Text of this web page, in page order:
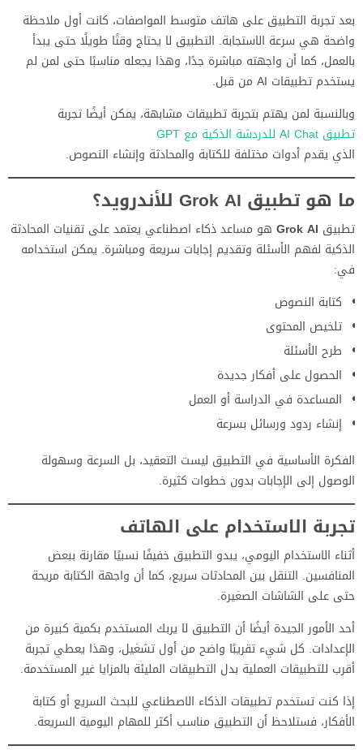
بعد تجربة التطبيق على هاتف متوسط المواصفات، كانت أول ملاحظة
واضحة هي سرعة الاستجابة. التطبيق لا يحتاج وقتًا طويلًا حتى يبدأ
بالعمل، كما أن واجهته مباشرة جدًا، وهذا يجعله مناسبًا حتى لمن لم
يستخدم تطبيقات AI من قبل.
وبالنسبة لمن يهتم بتجربة تطبيقات مشابهة، يمكن أيضًا تجربة
تطبيق AI Chat للدردشة الذكية مع GPT
الذي يقدم أدوات مختلفة للكتابة والمحادثة وإنشاء النصوص.
ما هو تطبيق Grok AI للأندرويد؟
تطبيق Grok AI هو مساعد ذكاء اصطناعي يعتمد على تقنيات المحادثة
الذكية لفهم الأسئلة وتقديم إجابات سريعة ومباشرة. يمكن استخدامه
في:
كتابة النصوص
تلخيص المحتوى
طرح الأسئلة
الحصول على أفكار جديدة
المساعدة في الدراسة أو العمل
إنشاء ردود ورسائل بسرعة
الفكرة الأساسية في التطبيق ليست التعقيد، بل السرعة وسهولة
الوصول إلى الإجابات بدون خطوات كثيرة.
تجربة الاستخدام على الهاتف
أثناء الاستخدام اليومي، يبدو التطبيق خفيفًا نسبيًا مقارنة ببعض
المنافسين. التنقل بين المحادثات سريع، كما أن واجهة الكتابة مريحة
حتى على الشاشات الصغيرة.
أحد الأمور الجيدة أيضًا أن التطبيق لا يربك المستخدم بكمية كبيرة من
الإعدادات. كل شيء تقريبًا واضح من أول تشغيل، وهذا يعطي تجربة
أقرب للتطبيقات العملية بدل التطبيقات المليئة بالمزايا غير المستخدمة.
إذا كنت تستخدم تطبيقات الذكاء الاصطناعي للبحث السريع أو كتابة
الأفكار، فستلاحظ أن التطبيق مناسب أكثر للمهام اليومية السريعة.